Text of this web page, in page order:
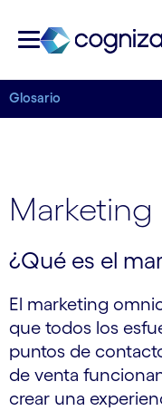
Glosario
¿Qué es el
El marketing
que todos los
puntos de
de venta
crear una